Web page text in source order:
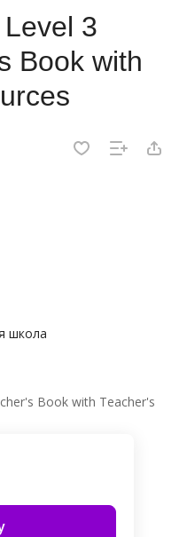
3
Book with
школа
Book with Teacher's